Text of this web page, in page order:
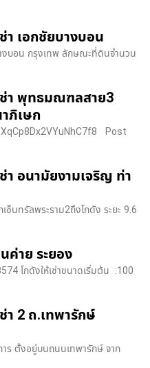
า เอกชัยบางบอน
บอน กรุงเทพ ลักษณะที่ดินจำนวน
ช่า พุทธมณฑลสาย3
ภิเษก
Post
า อนามัยงามเจริญ ท่า
ซ็นทรัลพระราม2ถึงโกดัง ระยะ 9.6
ค่าย ระยอง
โกดังให้เช่าขนาดเริ่มต้น :100
า 2 ถ.เทพารักษ์
าร ตั้งอยู่บนถนนเทพารักษ์ จาก